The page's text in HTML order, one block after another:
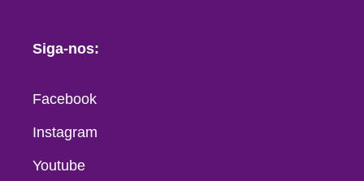
Siga-nos:
Facebook
Instagram
Youtube